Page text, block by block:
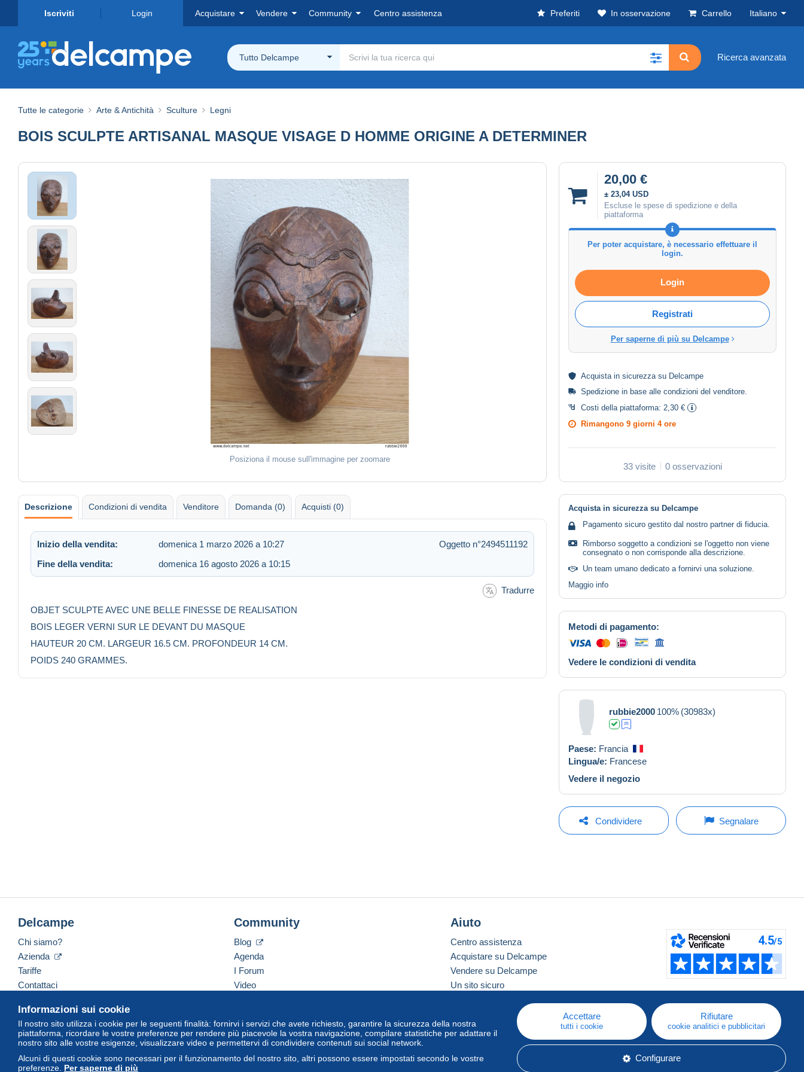
Iscriviti Login Acquistare Vendere Community Centro assistenza Preferiti In osservazione Carrello Italiano
Tutto Delcampe Ricerca avanzata
Tutte le categorie Arte & Antichità Sculture Legni
BOIS SCULPTE ARTISANAL MASQUE VISAGE D HOMME ORIGINE A DETERMINER
Posiziona il mouse sull'immagine per zoomare
20,00 €
± 23,04 USD
Escluse le spese di spedizione e della
piattaforma
Per poter acquistare, è necessario effettuare il
login.
Login
Registrati
Per saperne di più su Delcampe
Acquista in sicurezza su Delcampe
Spedizione in base alle condizioni del venditore
Costi della piattaforma: 2,30 €
Rimangono 9 giorni 4 ore
33 visite 0 osservazioni
Descrizione Condizioni di vendita Venditore Domanda (0) Acquisti (0)
Inizio della vendita: domenica 1 marzo 2026 a 10:27
Oggetto n°2494511192
Fine della vendita:
domenica 16 agosto 2026 a 10:15
Tradurre
OBJET SCULPTE AVEC UNE BELLE FINESSE DE REALISATION
BOIS LEGER VERNI SUR LE DEVANT DU MASQUE
HAUTEUR 20 CM. LARGEUR 16.5 CM. PROFONDEUR 14 CM.
POIDS 240 GRAMMES.
Acquista in sicurezza su Delcampe
Pagamento sicuro gestito dal nostro partner di fiducia.
Rimborso soggetto a condizioni se l'oggetto non viene
consegnato o non corrisponde alla descrizione.
Un team umano dedicato a fornirvi una soluzione.
Maggio info
Metodi di pagamento:
Vedere le condizioni di vendita
rubbie2000 100% (30983x)
Paese: Francia
Lingua/e: Francese
Vedere il negozio
Condividere Segnalare
Informazioni sui cookie
Il nostro sito utilizza i cookie per le seguenti finalità: fornirvi i servizi che avete richiesto, garantire la sicurezza della nostra
piattaforma, ricordare le vostre preferenze per rendere più piacevole la vostra navigazione, compilare statistiche per adattare il
nostro sito alle vostre esigenze, visualizzare video e permettervi di condividere contenuti sui social network.
Alcuni di questi cookie sono necessari per il funzionamento del nostro sito, altri possono essere impostati secondo le vostre
preferenze. Per saperne di più
Accettare
tutti i cookie
Rifiutare
cookie analitici e pubblicitari
Configurare
Delcampe
Chi siamo?
Azienda
Tariffe
Contattaci
Community
Blog
Agenda
I Forum
Video
Aiuto
Centro assistenza
Acquistare su Delcampe
Vendere su Delcampe
Un sito sicuro
Italiano USD America/Indiana/Vevay Versione standard
© Delcampe International Srl. Tutti i diritti riservati.